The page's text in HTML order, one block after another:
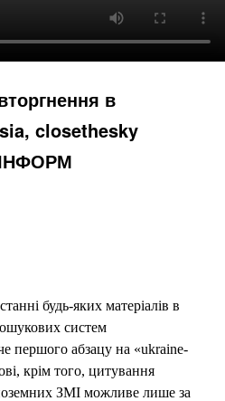
в
closethesky
будь-яких матеріалів в
систем
першого абзацу на «ukraine-
крім того, цитування
ЗМІ можливе лише за